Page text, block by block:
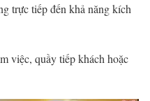
trực tiếp đến khả năng kích
việc, quầy tiếp khách hoặc